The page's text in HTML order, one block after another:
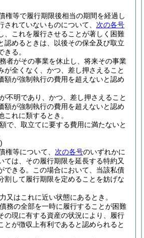
権等で履行期限後相当の期間を経過し
されていないものについて、 次の各号
、これを履行させることが著しく困難
認めるときは、以後その保全及び取立
る。
者がその事業を休止し、将来その事業
が全くなく、かつ、差し押さえること
額が強制執行の費用を超えないと認め
不明であり、かつ、差し押さえること
額が強制執行の費用を超えないと認め
これに類するとき。
で、取立てに要する費用に満たないと
権等について、 次の各号のいずれかに
ては、その履行期限を延長する特約又
できる。
この場合において、当該私債
割して履行期限を定めることを妨げな
又はこれに近い状態にあるとき。
務の全部を一時に履行することが困難
の現に有する資産の状況により、履行
とが徴収上有利であると認められると